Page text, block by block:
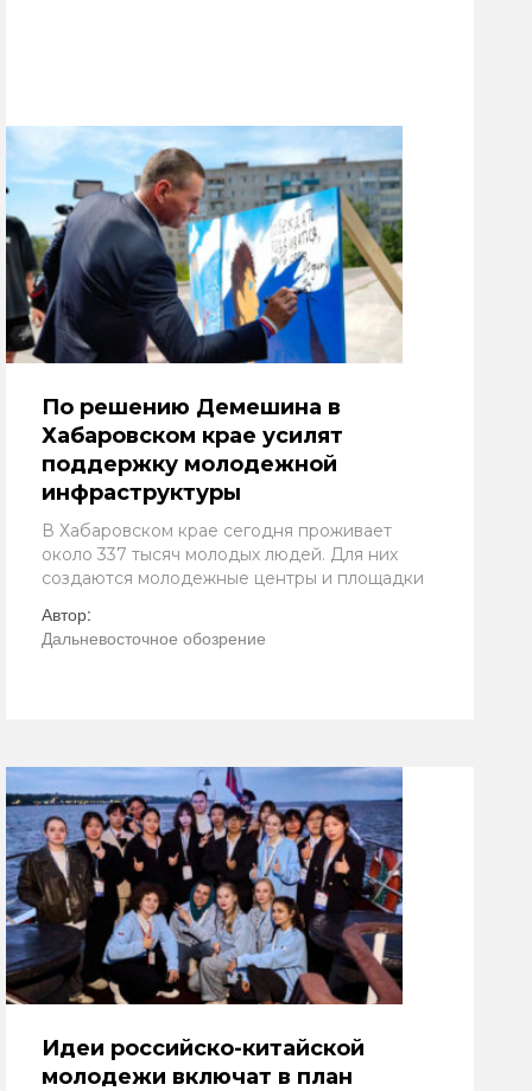
По решению Демешина в
Хабаровском крае усилят
поддержку молодежной
инфраструктуры
В Хабаровском крае сегодня проживает
около 337 тысяч молодых людей. Для них
создаются молодежные центры и площадки
Автор:
Дальневосточное обозрение
Идеи российско-китайской
молодежи включат в план